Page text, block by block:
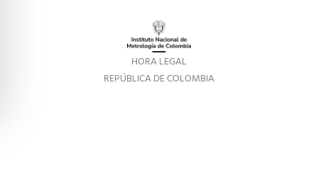
HORA LEGAL
REPÚBLICA DE COLOMBIA